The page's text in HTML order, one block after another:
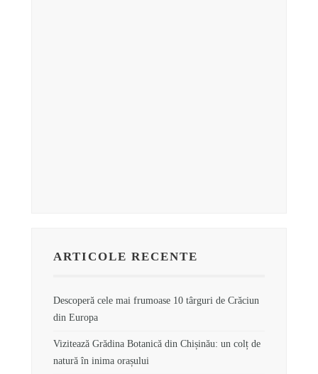
ARTICOLE RECENTE
Descoperă cele mai frumoase 10 târguri de Crăciun
din Europa
Vizitează Grădina Botanică din Chișinău: un colț de
natură în inima orașului